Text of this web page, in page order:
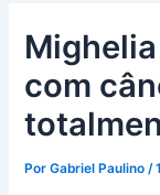
com
PorGabriel Paulino/